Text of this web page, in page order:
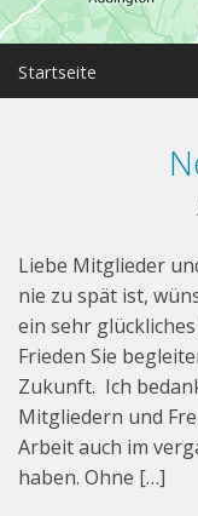
Startseite
Beiträge
Veranstaltungen –
Vorstand
Liebe Mitglieder
nie zu spät ist,
ein sehr
Frieden Sie
Zukunft. Ich
Mitgliedern und
Arbeit auch im
haben. Ohne […]